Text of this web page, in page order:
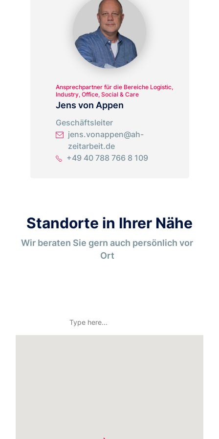
Ansprechpartner für die Bereiche Logistic,
Industry, Office, Social & Care
Jens von Appen
Geschäftsleiter
jens.vonappen@ah-
zeitarbeit.de
+49 40 788 766 8 109
Standorte in Ihrer Nähe
Wir beraten Sie gern auch persönlich vor
Ort